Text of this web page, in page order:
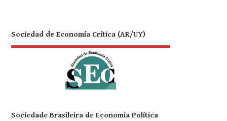
Sociedad de Economía Crítica (AR/UY)
Sociedade Brasileira de Economia Política